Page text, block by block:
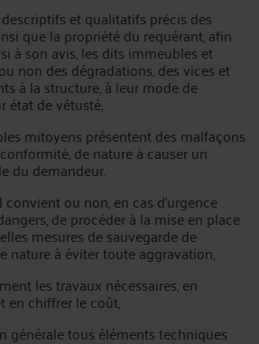
et qualitatifs précis des
que la propriété du requérant, afin
à son avis, les dits immeubles et
non des dégradations, des vices et
à la structure, à leur mode de
état de vétusté,
mitoyens présentent des malfaçons
de nature à causer un
du demandeur.
convient ou non, en cas d'urgence
de procéder à la mise en place
mesures de sauvegarde de
nature à éviter toute aggravation,
les travaux nécessaires, en
en chiffrer le coût,
générale tous éléments techniques